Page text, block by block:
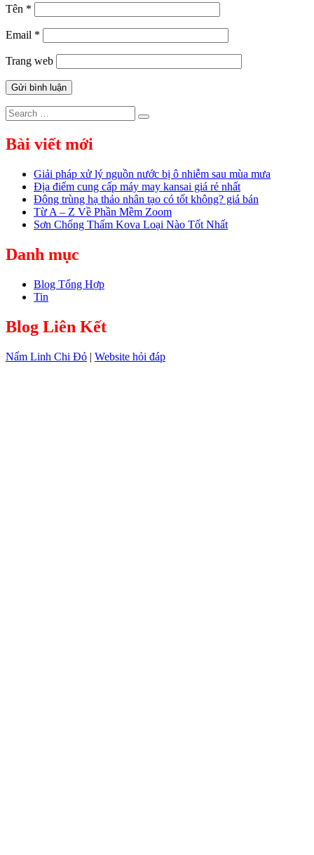
Tên *
Email *
Trang web
Search
for:
Search
Bài viết mới
Giải pháp xử lý nguồn nước bị ô nhiễm sau mùa mưa
Địa điểm cung cấp máy may kansai giá rẻ nhất
Đông trùng hạ thảo nhân tạo có tốt không? giá bán
Từ A – Z Về Phần Mềm Zoom
Sơn Chống Thấm Kova Loại Nào Tốt Nhất
Danh mục
Blog Tổng Hợp
Tin
Blog Liên Kết
Nấm Linh Chi Đỏ | Website hỏi đáp